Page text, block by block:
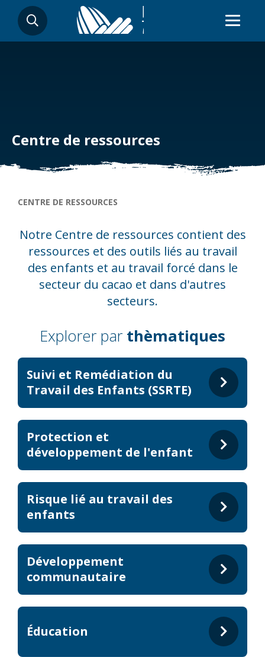
contenu
RECHERCHER
Centre de ressources
Fil d'Ariane
CENTRE DE RESSOURCES
Notre Centre de ressources contient des
ressources et des outils liés au travail
des enfants et au travail forcé dans le
secteur du cacao et dans d'autres
secteurs.
Explorer par thèmatiques
Suivi et Remédiation du
Travail des Enfants (SSRTE)
Protection et
développement de l'enfant
Risque lié au travail des
enfants
Développement
communautaire
Éducation